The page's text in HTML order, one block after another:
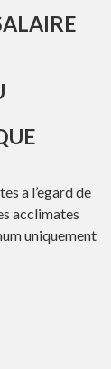
a l’egard de
acclimates
uniquement